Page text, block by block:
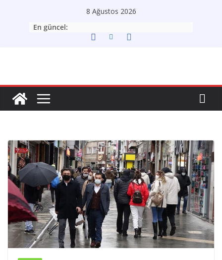
8 Ağustos 2026
En güncel: